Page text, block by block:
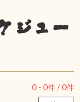
ジュー
0 - 0件 /0件